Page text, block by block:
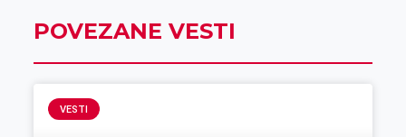
POVEZANE VESTI
VESTI